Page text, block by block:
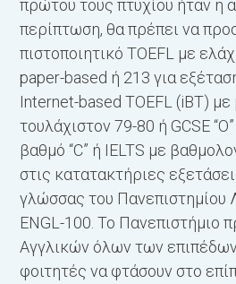
πρώτου τους πτυχίου ήταν η
περίπτωση, θα πρέπει να
πιστοποιητικό TOEFL με
paper-based ή 213 για
Internet-based TOEFL (iBT)
τουλάχιστον 79-80 ή GCSE
βαθμό “C” ή IELTS με
στις κατατακτήριες
γλώσσας του Πανεπιστημίου
ENGL-100. Το Πανεπιστήμιο
Αγγλικών όλων των
φοιτητές να φτάσουν στο